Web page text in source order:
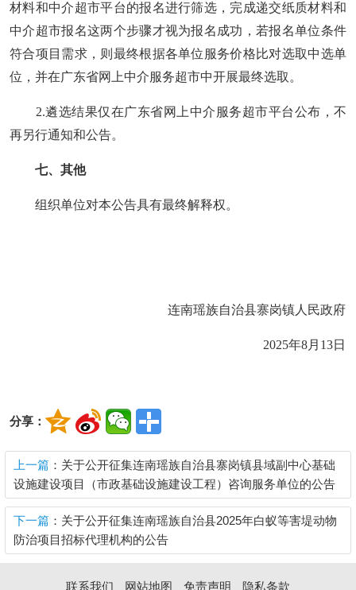
材料和中介超市平台的报名进行筛选，完成递交纸质材料和
中介超市报名这两个步骤才视为报名成功，若报名单位条件
符合项目需求，则最终根据各单位服务价格比对选取中选单
位，并在广东省网上中介服务超市中开展最终选取 。
2.遴选结果仅在广东省网上中介服务超市平台公布，不
再另行通知和公告。
七、其他
组织单位对本公告具有最终解释权。
连南瑶族自治县寨岗镇人民政府
2025年8月13日
分享：
上一篇 ：关于公开征集连南瑶族自治县寨岗镇县域副中心基础
设施建设项目（市政基础设施建设工程）咨询服务单位的公告
下一篇 ：关于公开征集连南瑶族自治县2025年白蚁等害堤动物
防治项目招标代理机构的公告
联系我们 网站地图 免责声明 隐私条款